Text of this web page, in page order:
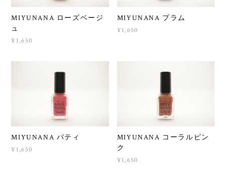
MIYUNANA ローズベージ
ュ
¥1,650
MIYUNANA プラム
¥1,650
MIYUNANA バティ
¥1,650
MIYUNANA コーラルピン
ク
¥1,650